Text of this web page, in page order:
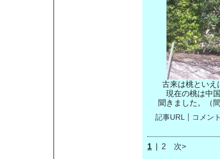
古来は桃といえ
現在の桃は中
聞きました。（
記事URL コメン
1 2 次>